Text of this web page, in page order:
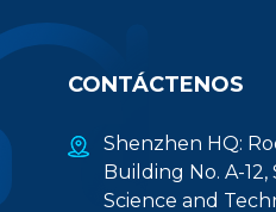
CONTÁCTENOS
Shenzhen HQ:
Building No. A-
Science and